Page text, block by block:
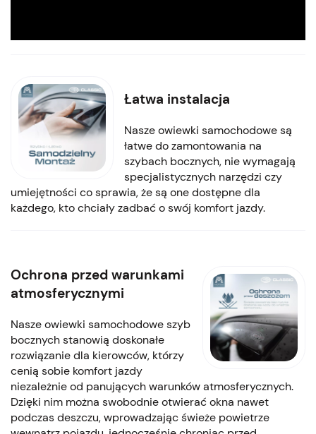
Łatwa instalacja
Nasze owiewki samochodowe są
łatwe do zamontowania na
szybach bocznych, nie wymagają
specjalistycznych narzędzi czy
umiejętności co sprawia, że są one dostępne dla
każdego, kto chciały zadbać o swój komfort jazdy.
Ochrona przed warunkami
atmosferycznymi
Nasze owiewki samochodowe szyb
bocznych stanowią doskonałe
rozwiązanie dla kierowców, którzy
cenią sobie komfort jazdy
niezależnie od panujących warunków atmosferycznych.
Dzięki nim można swobodnie otwierać okna nawet
podczas deszczu, wprowadzając świeże powietrze